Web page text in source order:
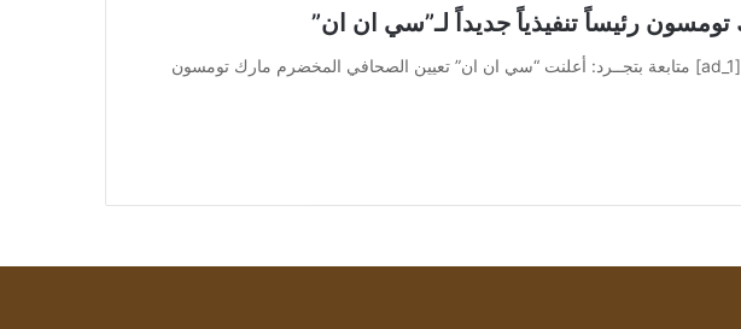
رئيساً تنفيذياً جديداً لـ”سي ان ان”
من صحيفة اشراق العالم 24:[ad_1] متابعة بتجــرد: أعلنت “سي ان ان” تعيين الصحافي المخضرم مارك تومسون